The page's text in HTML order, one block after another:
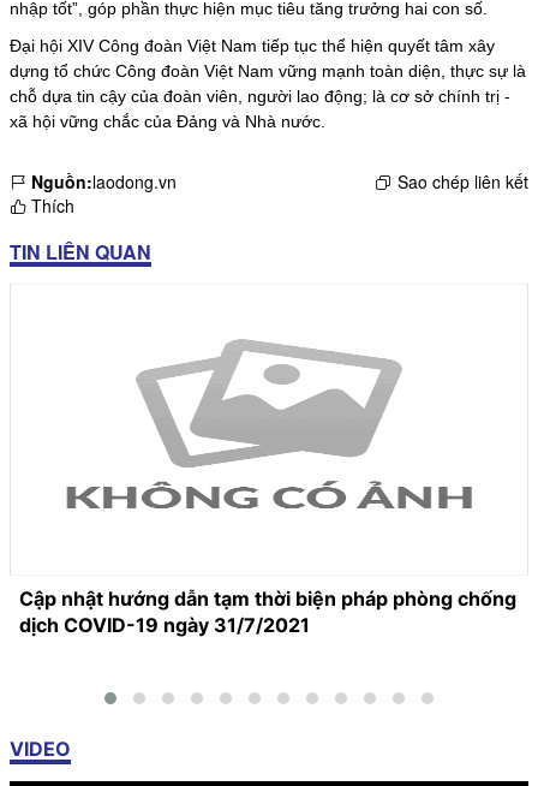
nhập tốt”, góp phần thực hiện mục tiêu tăng trưởng hai con số.
Đại hội XIV Công đoàn Việt Nam tiếp tục thể hiện quyết tâm xây
dựng tổ chức Công đoàn Việt Nam vững mạnh toàn diện, thực sự là
chỗ dựa tin cậy của đoàn viên, người lao động; là cơ sở chính trị -
xã hội vững chắc của Đảng và Nhà nước.
Nguồn:laodong.vn
Sao chép liên kết
Thích
TIN LIÊN QUAN
Cập nhật hướng dẫn tạm thời biện pháp phòng chống
dịch COVID-19 ngày 31/7/2021
VIDEO